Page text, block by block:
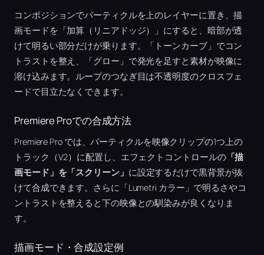
コンポジションでパーティクルを上のレイヤーに置き、描
画モードを「加算（リニアドッジ）」にすると、暗部が透
けて明るい部分だけが乗ります。「トーンカーブ」でコン
トラストを整え、「グロー」で発光を足すと素材が映像に
溶け込みます。ループのつなぎ目は不透明度のクロスフェ
ードで目立たなくできます。
Premiere Proでの合成方法
Premiere Pro では、パーティクルを映像クリップの1つ上の
トラック（V2）に配置し、エフェクトコントロールの「描
画モード」を「スクリーン」 に設定するだけで黒背景が抜
けて合成できます。さらに「Lumetri カラー」で明るさやコ
ントラストを整えると下の映像との馴染みが良くなりま
す。
描画モード・合成設定例